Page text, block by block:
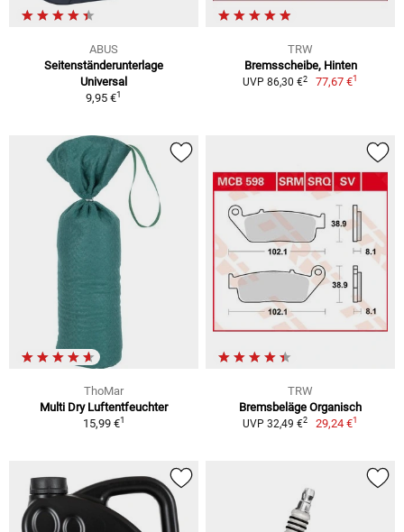
ABUS
Seitenständerunterlage
Universal
9,95 €1
TRW
Bremsscheibe, Hinten
UVP 86,30 €2 77,67 €1
ThoMar
Multi Dry Luftentfeuchter
15,99 €1
TRW
Bremsbeläge Organisch
UVP 32,49 €2 29,24 €1